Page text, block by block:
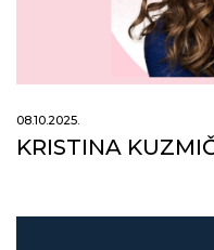
08.10.2025.
KRISTINA